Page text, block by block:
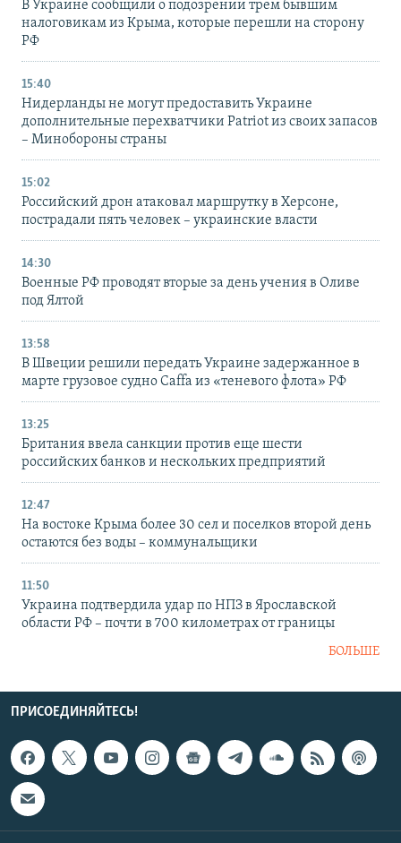
В Украине сообщили о подозрении трем бывшим
налоговикам из Крыма, которые перешли на сторону
РФ
15:40
Нидерланды не могут предоставить Украине
дополнительные перехватчики Patriot из своих запасов
– Минобороны страны
15:02
Российский дрон атаковал маршрутку в Херсоне,
пострадали пять человек – украинские власти
14:30
Военные РФ проводят вторые за день учения в Оливе
под Ялтой
13:58
В Швеции решили передать Украине задержанное в
марте грузовое судно Caffa из «теневого флота» РФ
13:25
Британия ввела санкции против еще шести
российских банков и нескольких предприятий
12:47
На востоке Крыма более 30 сел и поселков второй день
остаются без воды – коммунальщики
11:50
Украина подтвердила удар по НПЗ в Ярославской
области РФ – почти в 700 километрах от границы
БОЛЬШЕ
ПРИСОЕДИНЯЙТЕСЬ!